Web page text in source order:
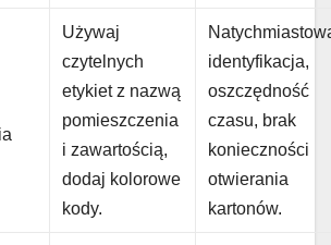
Używaj
czytelnych
etykiet z nazwą
pomieszczenia
i zawartością,
dodaj kolorowe
kody.
identyfikacja,
oszczędność
czasu, brak
konieczności
otwierania
kartonów.